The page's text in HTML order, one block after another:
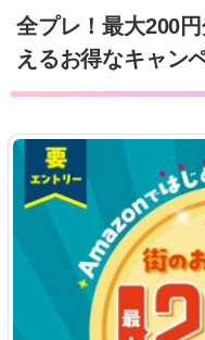
全プレ！最大200
えるお得なキャン